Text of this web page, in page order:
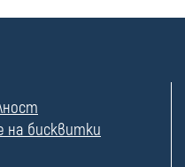
на бисквитки